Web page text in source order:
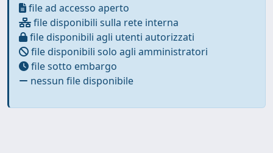
file ad accesso aperto
file disponibili sulla rete interna
file disponibili agli utenti autorizzati
file disponibili solo agli amministratori
file sotto embargo
nessun file disponibile